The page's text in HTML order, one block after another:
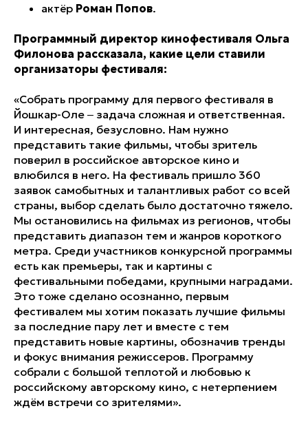
актёр Роман Попов.
Программный директор кинофестиваля Ольга
Филонова рассказала, какие цели ставили
организаторы фестиваля:
«Собрать программу для первого фестиваля в
Йошкар-Оле ‒ задача сложная и ответственная.
И интересная, безусловно. Нам нужно
представить такие фильмы, чтобы зритель
поверил в российское авторское кино и
влюбился в него. На фестиваль пришло 360
заявок самобытных и талантливых работ со всей
страны, выбор сделать было достаточно тяжело.
Мы остановились на фильмах из регионов, чтобы
представить диапазон тем и жанров короткого
метра. Среди участников конкурсной программы
есть как премьеры, так и картины с
фестивальными победами, крупными наградами.
Это тоже сделано осознанно, первым
фестивалем мы хотим показать лучшие фильмы
за последние пару лет и вместе с тем
представить новые картины, обозначив тренды
и фокус внимания режиссеров. Программу
собрали с большой теплотой и любовью к
российскому авторскому кино, с нетерпением
ждём встречи со зрителями».